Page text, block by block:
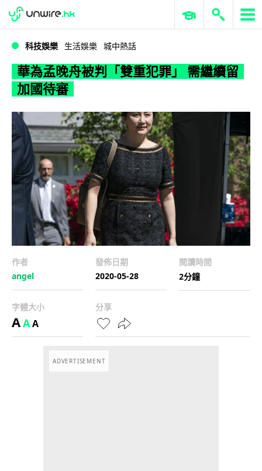
WWDC 2026 ERP 與商業 AI
科技娛樂 生活娛樂 城中熱話
華為孟晚舟被判「雙重犯罪」 需繼續留
加國待審
作者
angel
發佈日期
2020-05-28
閱讀時間
2分鐘
字體大小
AAA
分享
ADVERTISEMENT